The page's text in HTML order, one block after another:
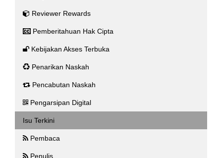
Reviewer Rewards
Pemberitahuan Hak Cipta
Kebijakan Akses Terbuka
Penarikan Naskah
Pencabutan Naskah
Pengarsipan Digital
Isu Terkini
Pembaca
Penulis